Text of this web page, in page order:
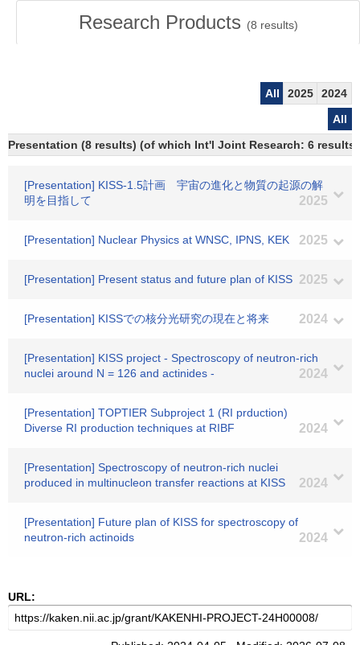
Research Products (8 results)
All 2025
2024
All
Presentation (8 results) (of which Int'l Joint Research: 6
[Presentation] KISS-1.5計画 宇宙の進化と物質の起源の解
明を目指して
2025
[Presentation] Nuclear Physics at WNSC, IPNS, KEK 2025
[Presentation] Present status and future plan of KISS 2025
[Presentation] KISSでの核分光研究の現在と将来 2024
[Presentation] KISS project - Spectroscopy of neutron-rich
nuclei around N = 126 and actinides -
2024
[Presentation] TOPTIER Subproject 1 (RI prduction)
Diverse RI production techniques at RIBF
2024
[Presentation] Spectroscopy of neutron-rich nuclei
produced in multinucleon transfer reactions at KISS
2024
[Presentation] Future plan of KISS for spectroscopy of
neutron-rich actinoids
2024
URL: